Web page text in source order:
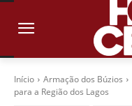
Início Armação dos Búzios
para a Região dos Lagos